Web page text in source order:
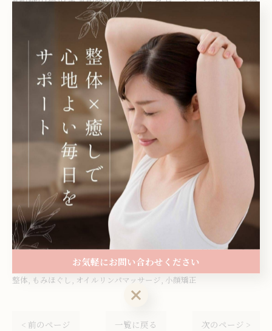
出市整体リラクゼーションサロン #和歌山県リラクゼー
ションサロン #岩出市リラクゼーションサロン #整体 #
整体ボディケア #産後骨盤ケア #マタニティボディケア #
マタニティマッサージ #マタニティもみほぐし #もみほ
ぐし #オイルリンパマッサージ #ドライヘッドスパ #足裏
フットマッサージ #小顔矯正 #リラックス効果 #デトック
ス効果 #自然治癒力向上 #癒し効果 #健康ケア # #肩こり
#腰痛 #疲労回復 #心地よいマタニティライフ #心地よい
ライフスタイル
岩出市で整体によるアプローチ
岩出市で緊張をほぐすも
みほぐし
岩出市でオイルリンパマッサージ
岩出市で小顔
矯正にも対応可能
整体 もみほぐし オイルリンパマッサージ 小顔矯正
< 前のページ 一覧に戻る 次のページ >
お気軽にお問い合わせください
お気軽にお問い合わせください